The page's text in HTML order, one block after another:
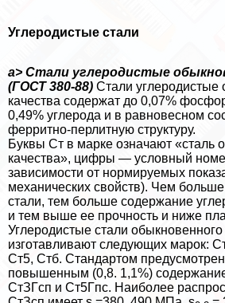
Углеродистые стали
а> Стали углеродистые
(ГОСТ 380-88) Стали углеродистые
качества содержат до 0,07%
0,49% углерода и в равновесном
ферритно-перлитную структуру.
Буквы Ст в марке означают «сталь
качества», цифры — условный
зависимости от нормируемых
механических свойств). Чем
стали, тем больше содержание
и тем выше ее прочность и ниже
Углеродистые стали обыкновенного
изготавливают следующих марок:
Ст5, Стб. Стандартом
повышенным (0,8. 1,1%)
СтЗГсп и Ст5Гпс. Наиболее